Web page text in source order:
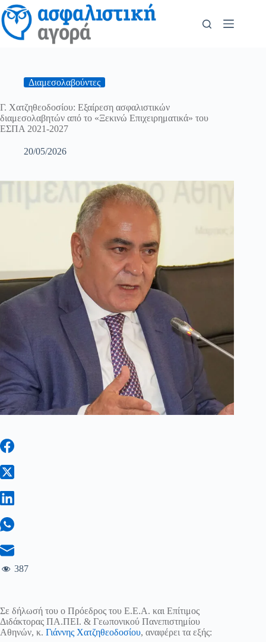
Διαμεσολαβούντες
Γ. Χατζηθεοδοσίου: Εξαίρεση ασφαλιστικών
διαμεσολαβητών από το «Ξεκινώ Επιχειρηματικά» του
ΕΣΠΑ 2021-2027
20/05/2026
387
Σε δήλωσή του ο Πρόεδρος του Ε.Ε.Α. και Επίτιμος
Διδάκτορας ΠΑ.ΠΕΙ. & Γεωπονικού Πανεπιστημίου
Αθηνών, κ. Γιάννης Χατζηθεοδοσίου, αναφέρει τα εξής: